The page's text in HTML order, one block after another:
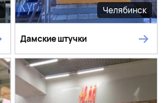
Челябинск
Дамские штучки